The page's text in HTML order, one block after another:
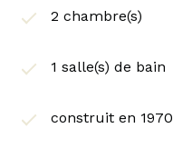
2 chambre(s)
1 salle(s) de bain
construit en 1970